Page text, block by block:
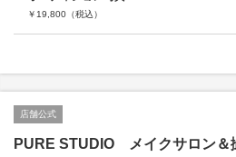
￥ 19,800 （税込）
店舗公式
PURE STUDIO メイクサロン＆